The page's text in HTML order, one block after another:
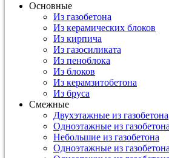
Основные
Из газобетона
Из керамических блоков
Из кирпича
Из газосиликата
Из пеноблока
Из блоков
Из керамзитобетона
Из бруса
Смежные
Двухэтажные из газобетона
Одноэтажные из
Небольшие из газобетона
Одноэтажные из газобетона